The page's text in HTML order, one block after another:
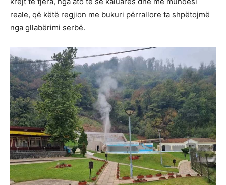
reale, që këtë regjion me bukuri përrallore ta shpëtojmë
nga gllabërimi serbë.